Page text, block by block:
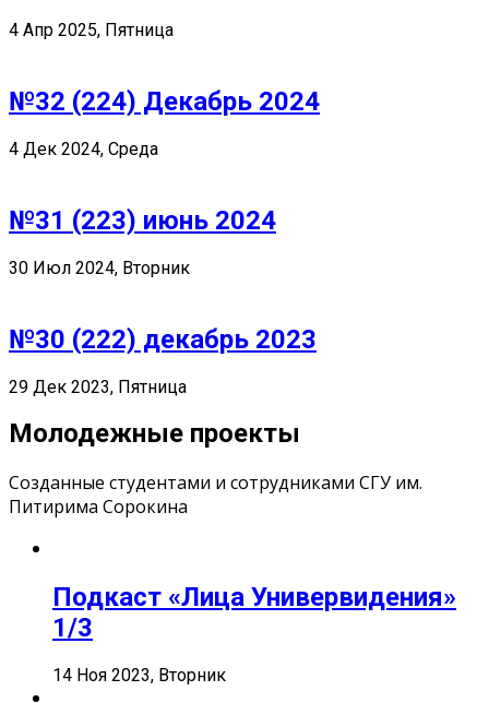
4 Апр 2025, Пятница
№32 (224) Декабрь 2024
4 Дек 2024, Среда
№31 (223) июнь 2024
30 Июл 2024, Вторник
№30 (222) декабрь 2023
29 Дек 2023, Пятница
Молодежные проекты
Созданные студентами и сотрудниками СГУ им.
Питирима Сорокина
Подкаст «Лица Универвидения»
1/3
14 Ноя 2023, Вторник